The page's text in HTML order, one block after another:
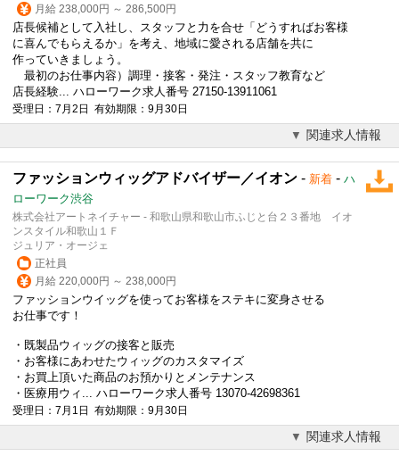
月給 238,000円 ～ 286,500円
店長候補として入社し、スタッフと力を合せ「どうすればお客様
に喜んでもらえるか」を考え、地域に愛される店舗を共に
作っていきましょう。
最初のお仕事内容）調理・接客・発注・スタッフ教育など
店長経験... ハローワーク求人番号 27150-13911061
受理日：7月2日 有効期限：9月30日
関連求人情報
ファッションウィッグアドバイザー／イオン - 新着 - ハ
ローワーク渋谷
株式会社アートネイチャー - 和歌山県和歌山市ふじと台２３番地 イオ
ンスタイル和歌山１Ｆ
ジュリア・オージェ
正社員
月給 220,000円 ～ 238,000円
ファッションウイッグを使ってお客様をステキに変身させる
お仕事です！
・既製品ウィッグの接客と販売
・お客様にあわせたウィッグのカスタマイズ
・お買上頂いた商品のお預かりとメンテナンス
・医療用ウィ... ハローワーク求人番号 13070-42698361
受理日：7月1日 有効期限：9月30日
関連求人情報